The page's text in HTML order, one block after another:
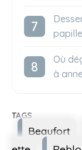
Où
à
Beaufort